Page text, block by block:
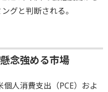
グと判断される。
念強める市場
人消費支出（PCE）およ